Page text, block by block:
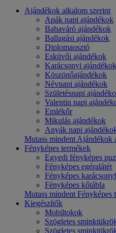
Ajándékok alkalom szerint
Apák napi ajándékok
Babaváró ajándékok
Ballagási ajándékok
Diplomaosztó
Esküvői ajándékok
Karácsonyi ajándékok
Köszönőajándékok
Névnapi ajándékok
Születésnapi
Valentin napi
Emlékőr
Mikulás ajándékok
Anyák napi
Mutass mindent Ajándékok
Fényképes termékek
Egyedi fényképes
Fényképes egéralátét
Fényképes
Fényképes kőtábla
Mutass mindent Fényképes
Kiegészítők
Mobiltokok
Szögletes
Szögletes